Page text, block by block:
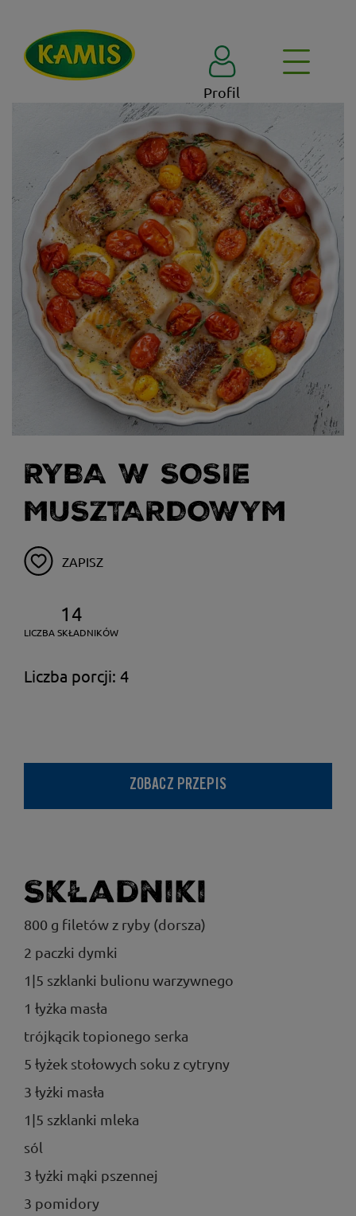
Profil
RYBA W SOSIE
MUSZTARDOWYM
ZAPISZ
14
LICZBA SKŁADNIKÓW
Liczba porcji: 4
ZOBACZ PRZEPIS
Składniki
800 g filetów z ryby (dorsza)
2 paczki dymki
1|5 szklanki bulionu warzywnego
1 łyżka masła
trójkącik topionego serka
5 łyżek stołowych soku z cytryny
3 łyżki masła
1|5 szklanki mleka
sól
3 łyżki mąki pszennej
3 pomidory